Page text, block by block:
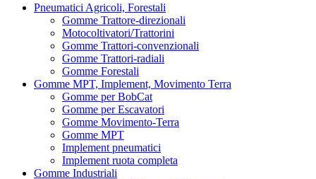
Pneumatici Agricoli, Forestali
Gomme Trattore-direzionali
Motocoltivatori/Trattorini
Gomme Trattori-convenzionali
Gomme Trattori-radiali
Gomme Forestali
Gomme MPT, Implement, Movimento Terra
Gomme per BobCat
Gomme per Escavatori
Gomme Movimento-Terra
Gomme MPT
Implement pneumatici
Implement ruota completa
Gomme Industriali